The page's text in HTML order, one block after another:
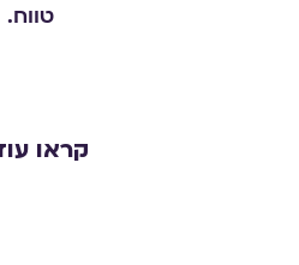
טווח.
קראו